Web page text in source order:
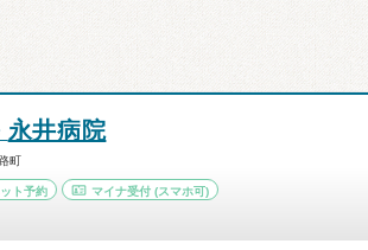
永井病院
町
ト予約 マイナ受付 (スマホ可)